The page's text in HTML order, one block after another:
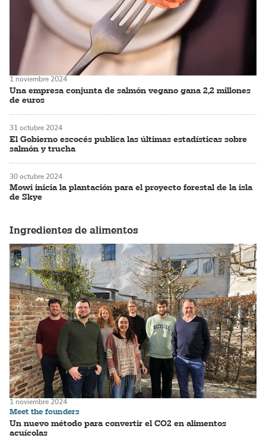
Una empresa conjunta de salmón vegano gana 2,2 millones
de euros
1 noviembre 2024
El Gobierno escocés publica las últimas estadísticas sobre
salmón y trucha
31 octubre 2024
Mowi inicia la plantación para el proyecto forestal de la isla
de Skye
30 octubre 2024
Ingredientes de alimentos
Meet the founders
Un nuevo método para convertir el CO2 en alimentos
acuícolas
1 noviembre 2024